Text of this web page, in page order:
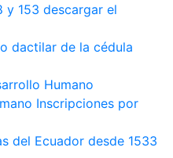
y 153 descargar el
dactilar de la cédula
Humano
Inscripciones por
del Ecuador desde 1533